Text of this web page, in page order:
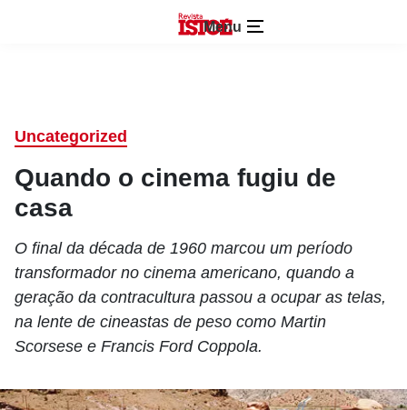
Menu
Uncategorized
Quando o cinema fugiu de
casa
O final da década de 1960 marcou um período
transformador no cinema americano, quando a
geração da contracultura passou a ocupar as telas,
na lente de cineastas de peso como Martin
Scorsese e Francis Ford Coppola.